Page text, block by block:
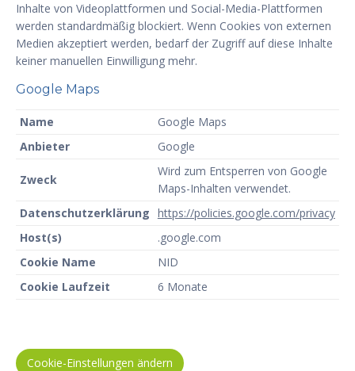
Inhalte von Videoplattformen und Social-Media-Plattformen
werden standardmäßig blockiert. Wenn Cookies von externen
Medien akzeptiert werden, bedarf der Zugriff auf diese Inhalte
keiner manuellen Einwilligung mehr.
Google Maps
Name
Google Maps
Anbieter
Google
Zweck
Wird zum Entsperren von Google
Maps-Inhalten verwendet.
Datenschutzerklärung https://policies.google.com/privacy
Host(s)
.google.com
Cookie Name
NID
Cookie Laufzeit
6 Monate
Cookie-Einstellungen ändern